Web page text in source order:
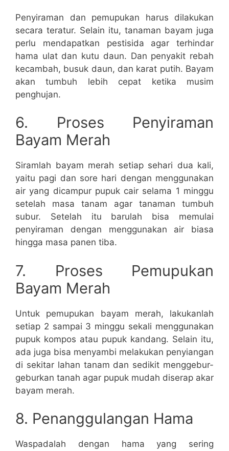
Penyiraman dan pemupukan harus dilakukan
secara teratur. Selain itu, tanaman bayam juga
perlu mendapatkan pestisida agar terhindar
hama ulat dan kutu daun. Dan penyakit rebah
kecambah, busuk daun, dan karat putih. Bayam
akan tumbuh lebih cepat ketika musim
penghujan.
6. Proses Penyiraman
Bayam Merah
Siramlah bayam merah setiap sehari dua kali,
yaitu pagi dan sore hari dengan menggunakan
air yang dicampur pupuk cair selama 1 minggu
setelah masa tanam agar tanaman tumbuh
subur. Setelah itu barulah bisa memulai
penyiraman dengan menggunakan air biasa
hingga masa panen tiba.
7. Proses Pemupukan
Bayam Merah
Untuk pemupukan bayam merah, lakukanlah
setiap 2 sampai 3 minggu sekali menggunakan
pupuk kompos atau pupuk kandang. Selain itu,
ada juga bisa menyambi melakukan penyiangan
di sekitar lahan tanam dan sedikit menggebur-
geburkan tanah agar pupuk mudah diserap akar
bayam merah.
8. Penanggulangan Hama
Waspadalah dengan hama yang sering